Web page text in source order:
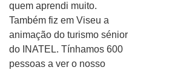
quem aprendi muito.
Também fiz em Viseu a
animação do turismo sénior
do INATEL. Tínhamos 600
pessoas a ver o nosso